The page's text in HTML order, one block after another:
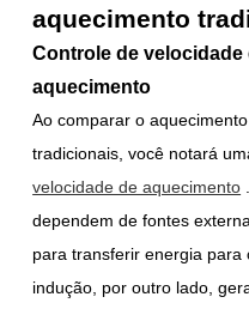
aquecimento
Controle de velocidade
aquecimento
Ao comparar o
tradicionais, você notará
velocidade de aquecimento
dependem de fontes
para transferir energia
indução, por outro lado,